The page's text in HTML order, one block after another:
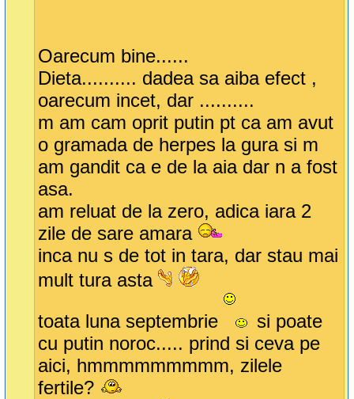
Oarecum bine......
Dieta.......... dadea sa aiba efect ,
oarecum incet, dar ..........
m am cam oprit putin pt ca am avut
o gramada de herpes la gura si m
am gandit ca e de la aia dar n a fost
asa.
am reluat de la zero, adica iara 2
zile de sare amara
inca nu s de tot in tara, dar stau mai
mult tura asta
toata luna septembrie
si poate
cu putin noroc..... prind si ceva pe
aici, hmmmmmmmmm, zilele
fertile?